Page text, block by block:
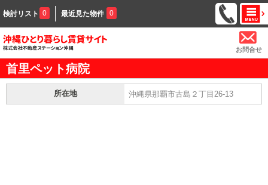
検討リスト 0 最近見た物件 0
お問合せ
首里ペット病院
所在地 沖縄県那覇市古島２丁目26-13